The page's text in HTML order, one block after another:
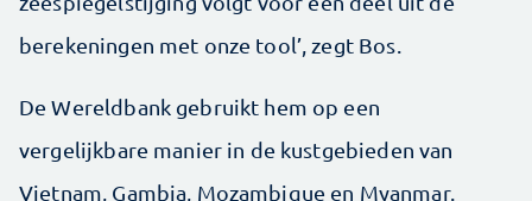
berekeningen met onze tool’, zegt Bos.
De Wereldbank gebruikt hem op een
vergelijkbare manier in de kustgebieden van
Vietnam, Gambia, Mozambique en Myanmar.